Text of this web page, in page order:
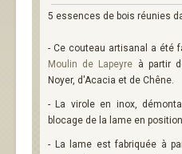
5 essences de bois réunies
- Ce couteau artisanal a été
Moulin de Lapeyre à partir
Noyer, d'Acacia et de Chêne.
- La virole en inox,
blocage de la lame en
- La lame est fabriquée à